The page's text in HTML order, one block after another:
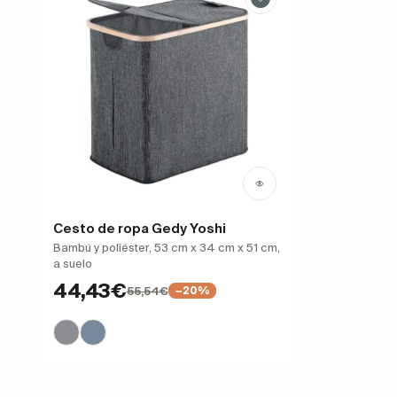
Cesto de ropa Gedy Yoshi
Bambú y poliéster, 53 cm x 34 cm x 51 cm,
a suelo
44,43€55,54€ −20%